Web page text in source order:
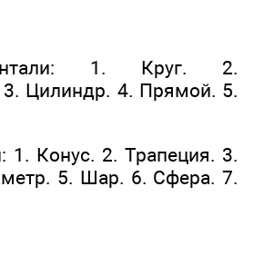
1. Круг. 2.
Цилиндр. 4. Прямой. 5.
1. Конус. 2. Трапеция. 3.
5. Шар. 6. Сфера. 7.